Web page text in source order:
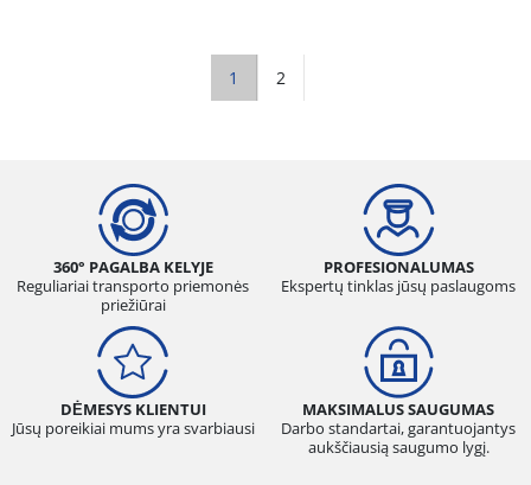
1 2
360° PAGALBA KELYJE
Reguliariai transporto priemonės
priežiūrai
PROFESIONALUMAS
Ekspertų tinklas jūsų paslaugoms
DĖMESYS KLIENTUI
Jūsų poreikiai mums yra svarbiausi
MAKSIMALUS SAUGUMAS
Darbo standartai, garantuojantys
aukščiausią saugumo lygį.